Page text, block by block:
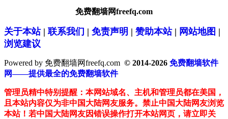
免费翻墙网freefq.com
关于本站| 联系我们 | 免责声明 | 赞助本站| 网站地图 |
浏览建议
Powered by 免费翻墙网freefq.com © 2014-2026 免费翻墙软件
网——提供最全的免费翻墙软件
管理员精中特别提醒：本网站域名、主机和管理员都在美国，
且本站内容仅为非中国大陆网友服务。禁止中国大陆网友浏览
本站！若中国大陆网友因错误操作打开本站网页，请立即关